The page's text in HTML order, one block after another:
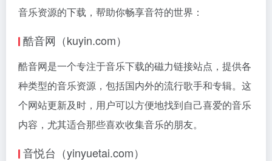
音乐资源的下载，帮助你畅享音符的世界：
酷音网（kuyin.com）
酷音网是一个专注于音乐下载的磁力链接站点，提供各
种类型的音乐资源，包括国内外的流行歌手和专辑。这
个网站更新及时，用户可以方便地找到自己喜爱的音乐
内容，尤其适合那些喜欢收集音乐的朋友。
音悦台（yinyuetai.com）